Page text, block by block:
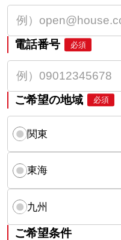
電話番号 必須
ご希望の地域 必須
関東
東海
九州
ご希望条件